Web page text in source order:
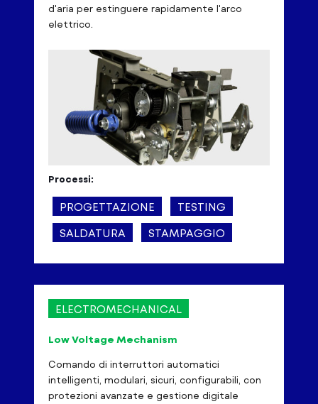
d'aria per estinguere rapidamente l'arco
elettrico.
Processi:
PROGETTAZIONE TESTING
SALDATURA STAMPAGGIO
ELECTROMECHANICAL
Low Voltage Mechanism
Comando di interruttori automatici
intelligenti, modulari, sicuri, configurabili, con
protezioni avanzate e gestione digitale